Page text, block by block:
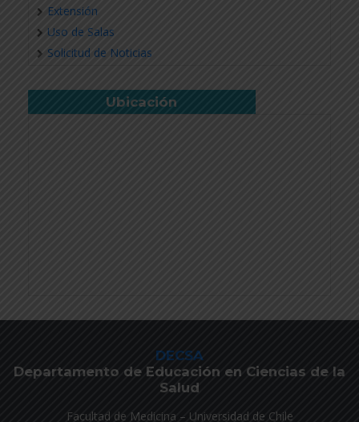
Extensión
Uso de Salas
Solicitud de Noticias
Ubicación
DECSA
Departamento de Educación en Ciencias de la
Salud
Facultad de Medicina – Universidad de Chile